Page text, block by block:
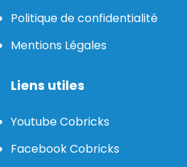
Politique de confidentialité
Mentions Légales
Liens utiles
Youtube Cobricks
Facebook Cobricks